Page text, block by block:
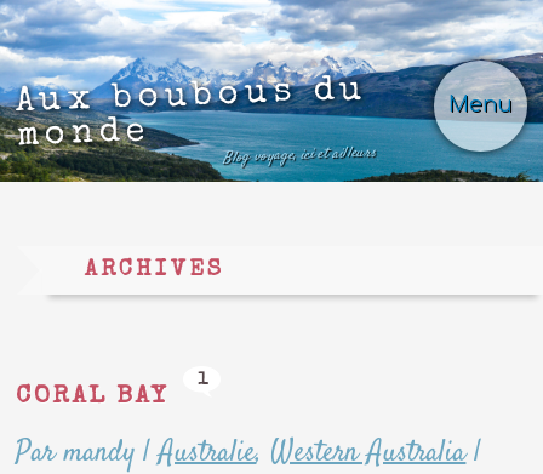
Menu
Aux boubous du
monde
Blog voyage, ici et ailleurs
ARCHIVES
CORAL BAY
1
Par mandy |Australie, Western Australia|